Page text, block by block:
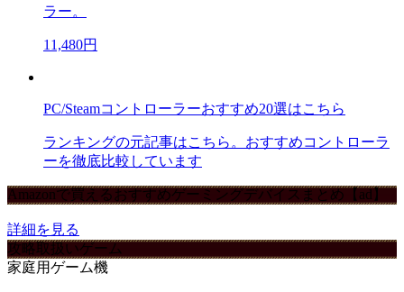
ラー。
11,480円
PC/Steamコントローラーおすすめ20選はこちら
ランキングの元記事はこちら。おすすめコントローラ
ーを徹底比較しています
Amazonで買えるおすすめゲーミングデバイスまとめ【ad】
詳細を見る
攻略取扱いゲーム
家庭用ゲーム機